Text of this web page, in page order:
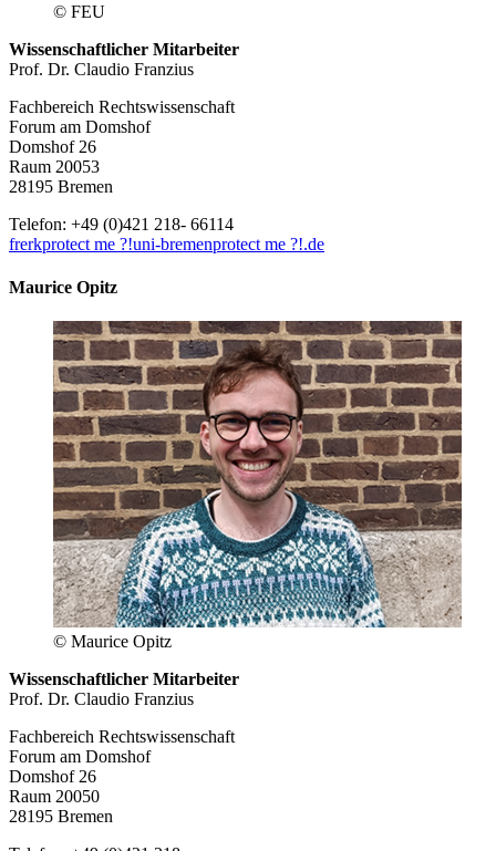
© FEU
Wissenschaftlicher Mitarbeiter
Prof. Dr. Claudio Franzius
Fachbereich Rechtswissenschaft
Forum am Domshof
Domshof 26
Raum 20053
28195 Bremen
Telefon: +49 (0)421 218- 66114
frerkprotect me ?!uni-bremenprotect me ?!.de
Maurice Opitz
© Maurice Opitz
Wissenschaftlicher Mitarbeiter
Prof. Dr. Claudio Franzius
Fachbereich Rechtswissenschaft
Forum am Domshof
Domshof 26
Raum 20050
28195 Bremen